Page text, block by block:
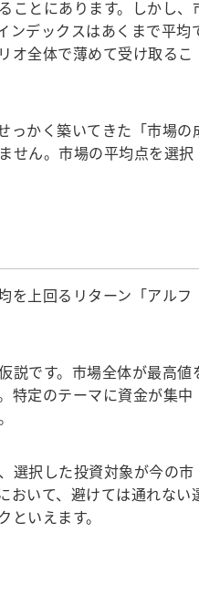
ことにあります。しかし、
ンデックスはあくまで平均
オ全体で薄めて受け取るこ
っかく築いてきた「市場の
せん。市場の平均点を選択
を上回るリターン「アルフ
説です。市場全体が最高値
特定のテーマに資金が集中
選択した投資対象が今の市
おいて、避けては通れない
いえます。